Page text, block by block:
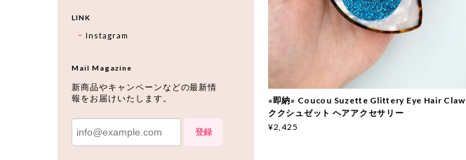
«即納» Coucou Suzette Glittery Eye Hair Claw
ククシュゼット ヘアアクセサリー
¥2,425
LINK
Instagram
Mail Magazine
新商品やキャンペーンなどの最新情
報をお届けいたします。
登録